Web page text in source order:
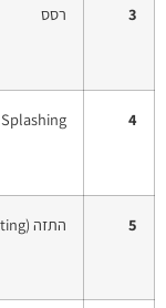
3 רסס
4
Splashing
5 התזה (Jetting)